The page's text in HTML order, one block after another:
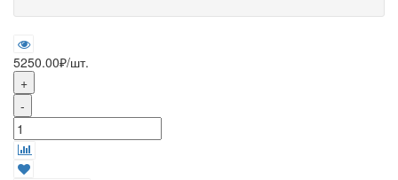
5250.00₽/шт.
+
-